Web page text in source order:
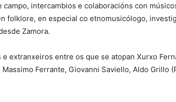
intercambios e colaboracións con
folklore, en especial co etnomusicólogo,
Zamora.
extranxeiros entre os que se atopan Xurxo
Ferrante, Giovanni Saviello, Aldo Grillo